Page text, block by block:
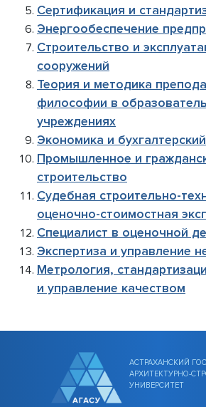
Сертификация и
Энергообеспечение
Строительство и
сооружений
Теория и методика
философии в
учреждениях
Экономика и
Промышленное и
строительство
Судебная строительно-
оценочно-стоимостная
Специалист в оценочной
Экспертиза и управление
Метрология,
и управление качеством
АСТРАХАНСКИЙ
АРХИТЕКТУРНО-
УНИВЕРСИТЕТ